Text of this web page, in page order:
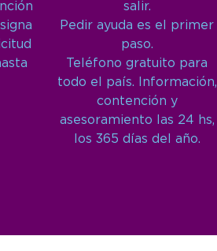
salir.
Pedir ayuda es el primer
paso.
Teléfono gratuito para
todo el país. Información,
contención y
asesoramiento las 24 hs,
los 365 días del año.